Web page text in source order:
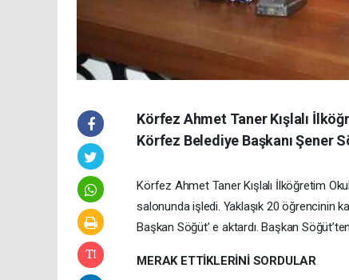
Körfez Ahmet Taner Kışlalı
Körfez Belediye Başkanı Şener
Körfez Ahmet Taner Kışlalı İlköğretim
salonunda işledi. Yaklaşık 20 öğrencinin
Başkan Söğüt’ e aktardı. Başkan
MERAK ETTİKLERİNİ SORDULAR